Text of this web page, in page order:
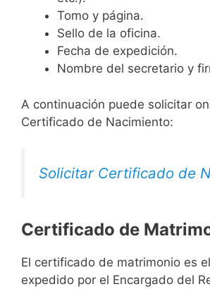
Tomo y página.
Sello de la oficina.
Fecha de expedición.
Nombre del secretario y
A continuación puede solicitar
Certificado de Nacimiento:
Solicitar Certificado de
Certificado de
El certificado de matrimonio es
expedido por el Encargado del